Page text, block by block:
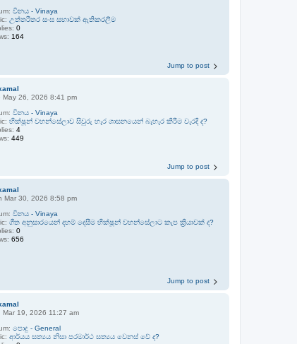
විනය - Vinaya
උත්තරීතර සංඝ සභාවක් ඇතිකරලීම
0
164
Jump to post
May 26, 2026 8:41 pm
විනය - Vinaya
භික්ෂූන් වහන්සේලාව සිවුරු හැර ශාසනයෙන් බැහැර කිරීම වැරදි ද?
4
449
Jump to post
Mar 30, 2026 8:58 pm
විනය - Vinaya
ගීත අනුසාරයෙන් දහම් දෙසීම භික්ෂූන් වහන්සේලාට කැප ක්‍රියාවක් ද?
0
656
Jump to post
Mar 19, 2026 11:27 am
පොදු - General
ආර්යය සත්‍යය නිසා පරමාර්ථ සත්‍යය වෙනස් වේ ද?